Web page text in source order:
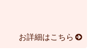
お詳細はこちら